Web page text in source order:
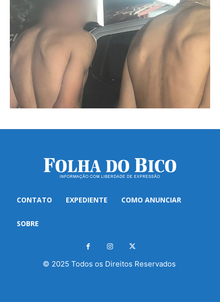
CONTATO EXPEDIENTE COMO ANUNCIAR
SOBRE
© 2025 Todos os Direitos Reservados